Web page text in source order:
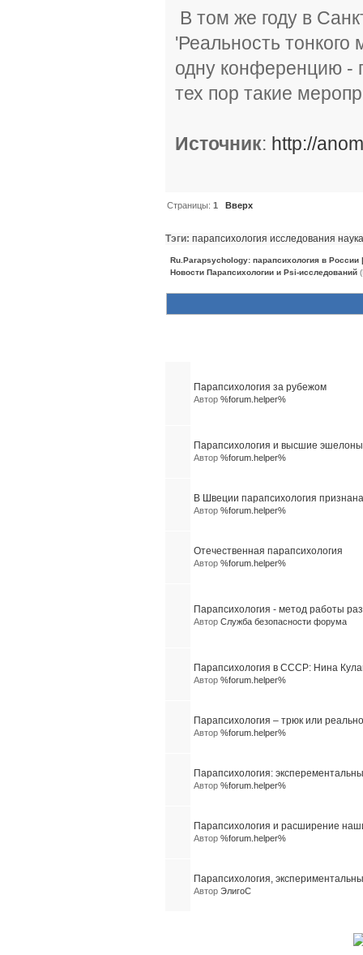
В том же году в
'Реальность
одну конференцию -
тех пор такие
Источник: http://
Страницы:1 Вверх
Тэги: парапсихология исследования наука
Ru.Parapsychology: парапсихология в
Новости Парапсихологии и Psi-исследований
Парапсихология за рубежом
Автор %forum.helper%
Парапсихология и высшие эшелоны
Автор %forum.helper%
В Швеции парапсихология
Автор %forum.helper%
Отечественная парапсихология
Автор %forum.helper%
Парапсихология - метод работы
Автор Служба безопасности форума
Парапсихология в СССР: Нина
Автор %forum.helper%
Парапсихология – трюк или
Автор %forum.helper%
Парапсихология:
Автор %forum.helper%
Парапсихология и расширение
Автор %forum.helper%
Парапсихология,
Автор ЭлигоС